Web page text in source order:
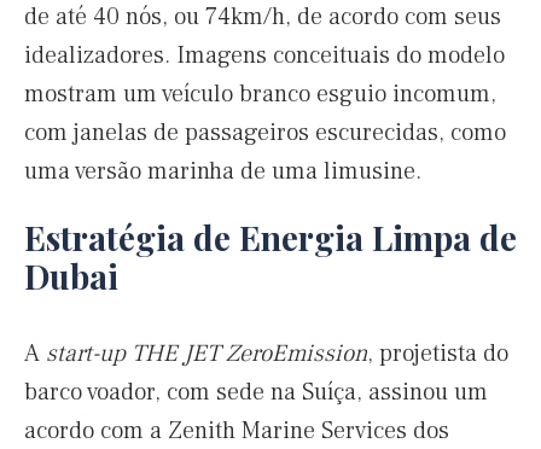
de até 40 nós, ou 74km/h, de acordo com seus
idealizadores. Imagens conceituais do modelo
mostram um veículo branco esguio incomum,
com janelas de passageiros escurecidas, como
uma versão marinha de uma limusine.
Estratégia de Energia Limpa de
Dubai
A start-up THE JET ZeroEmission, projetista do
barco voador, com sede na Suíça, assinou um
acordo com a Zenith Marine Services dos